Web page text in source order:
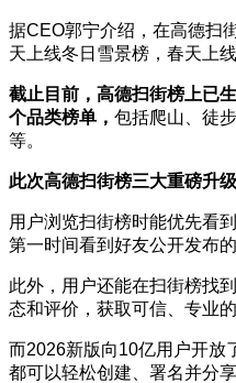
据CEO郭宁介绍，在高德扫
天上线冬日雪景榜，春天上线
截止目前，高德扫街榜上已
个品类榜单， 包括爬山、徒
等。
此次高德扫街榜三大重磅升
用户浏览扫街榜时能优先看
第一时间看到好友公开发布的
此外，用户还能在扫街榜找
态和评价，获取可信、专业的
而2026新版向10亿用户开放
都可以轻松创建、署名并分